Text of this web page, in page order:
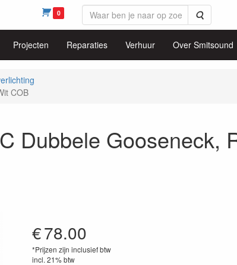
0 Zoeken
Projecten Reparaties Verhuur Over Smitsound
COB
Dubbele Gooseneck,
€78.00
*Prijzen zijn inclusief btw
incl. 21% btw